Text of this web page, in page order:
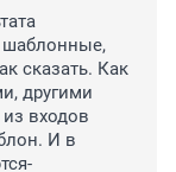
шаблонные,
сказать. Как
другими
входов
И в